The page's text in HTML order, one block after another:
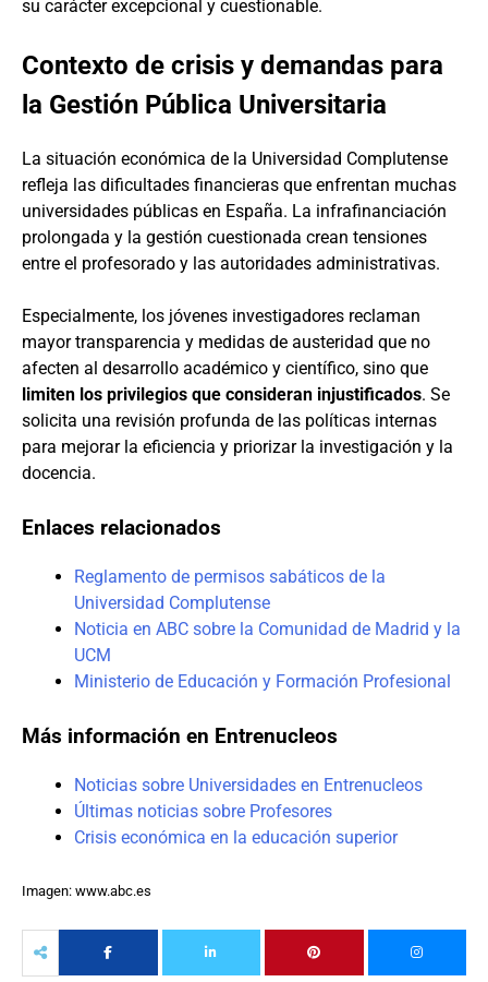
su carácter excepcional y cuestionable.
Contexto de crisis y demandas para
la Gestión Pública Universitaria
La situación económica de la Universidad Complutense
refleja las dificultades financieras que enfrentan muchas
universidades públicas en España. La infrafinanciación
prolongada y la gestión cuestionada crean tensiones
entre el profesorado y las autoridades administrativas.
Especialmente, los jóvenes investigadores reclaman
mayor transparencia y medidas de austeridad que no
afecten al desarrollo académico y científico, sino que
limiten los privilegios que consideran injustificados. Se
solicita una revisión profunda de las políticas internas
para mejorar la eficiencia y priorizar la investigación y la
docencia.
Enlaces relacionados
Reglamento de permisos sabáticos de la
Universidad Complutense
Noticia en ABC sobre la Comunidad de Madrid y la
UCM
Ministerio de Educación y Formación Profesional
Más información en Entrenucleos
Noticias sobre Universidades en Entrenucleos
Últimas noticias sobre Profesores
Crisis económica en la educación superior
Imagen: www.abc.es